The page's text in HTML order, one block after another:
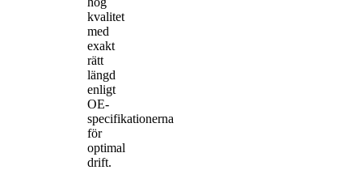
kvalitet
med
exakt
rätt
längd
enligt
OE-
specifikationerna
för
optimal
drift.